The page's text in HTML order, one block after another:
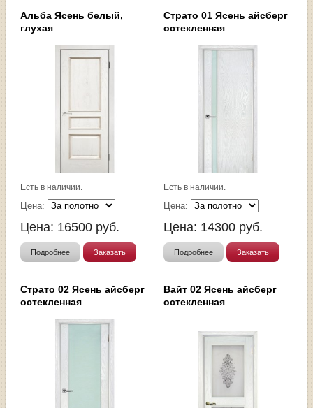
Альба Ясень белый,
глухая
Есть в наличии.
Цена:
Цена: 16500 руб.
Подробнее Заказать
Страто 01 Ясень айсберг
остекленная
Есть в наличии.
Цена:
Цена: 14300 руб.
Подробнее Заказать
Страто 02 Ясень айсберг
остекленная
Вайт 02 Ясень айсберг
остекленная